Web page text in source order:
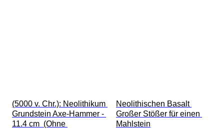
(5000 v. Chr.): Neolithikum
Grundstein Axe-Hammer -
11.4 cm  (Ohne
Neolithischen Basalt
Großer Stößer für einen
Mahlstein